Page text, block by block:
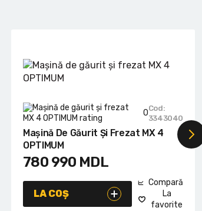
0Cod:
3343040
Mașină De Găurit Și Frezat MX 4
OPTIMUM
780 990 MDL
LA COȘ
Compară
La
favorite